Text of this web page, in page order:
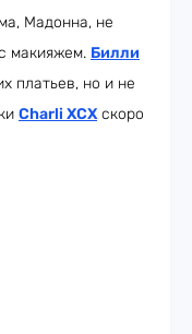
Мадонна, не
макияжем. Билли
платьев, но и не
Charli XCXскоро